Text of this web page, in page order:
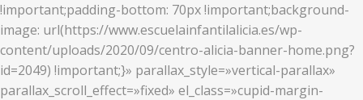
!important;padding-bottom: 70px !important;background-
image: url(https://www.escuelainfantilalicia.es/wp-
content/uploads/2020/09/centro-alicia-banner-home.png?
id=2049) !important;}» parallax_style=»vertical-parallax»
parallax_scroll_effect=»fixed» el_class=»cupid-margin-